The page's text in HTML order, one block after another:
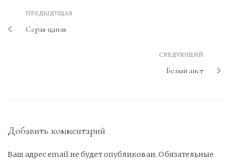
ПРЕДЫДУЩАЯ
Серая цапля
СЛЕДУЮЩИЙ
Белый аист
Добавить комментарий
Ваш адрес email не будет опубликован. Обязательные